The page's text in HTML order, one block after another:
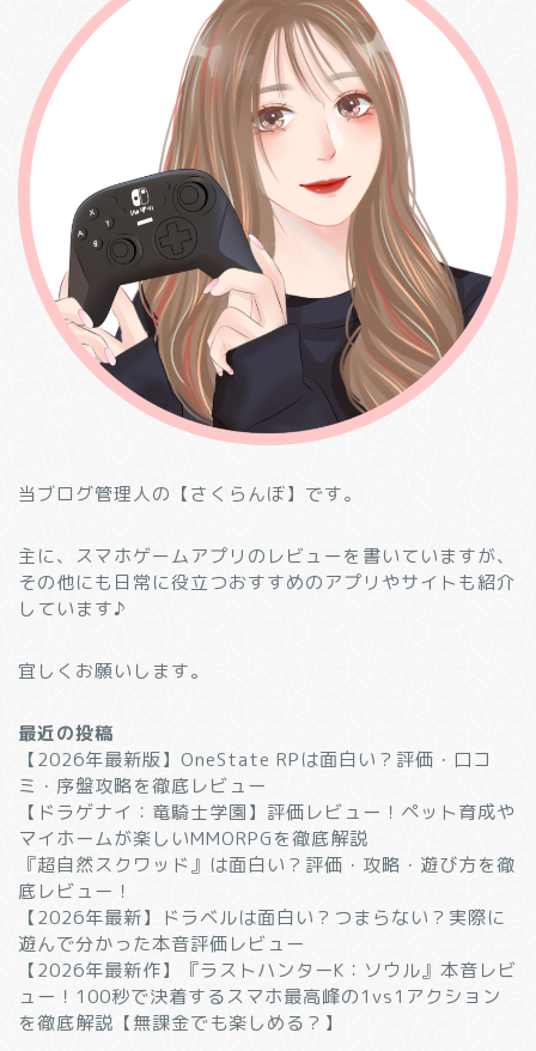
当ブログ管理人の【さくらんぼ】です。
主に、スマホゲームアプリのレビューを書いていますが、
その他にも日常に役立つおすすめのアプリやサイトも紹介
しています♪
宜しくお願いします。
最近の投稿
【2026年最新版】OneState RPは面白い？評価・口コ
ミ・序盤攻略を徹底レビュー
【ドラゲナイ：竜騎士学園】評価レビュー！ペット育成や
マイホームが楽しいMMORPGを徹底解説
『超自然スクワッド』は面白い？評価・攻略・遊び方を徹
底レビュー！
【2026年最新】ドラベルは面白い？つまらない？実際に
遊んで分かった本音評価レビュー
【2026年最新作】『ラストハンターK：ソウル』本音レビ
ュー！100秒で決着するスマホ最高峰の1vs1アクション
を徹底解説【無課金でも楽しめる？】